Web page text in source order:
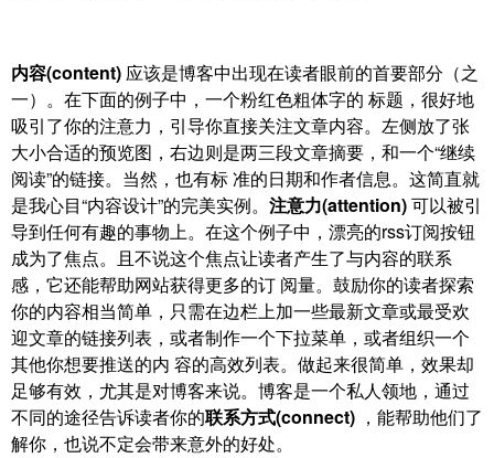
内容(content) 应该是博客中出现在读者眼前的首要部分（之
一）。在下面的例子中，一个粉红色粗体字的 标题，很好地
吸引了你的注意力，引导你直接关注文章内容。左侧放了张
大小合适的预览图，右边则是两三段文章摘要，和一个“继续
阅读”的链接。当然，也有标 准的日期和作者信息。这简直就
是我心目“内容设计”的完美实例。 注意力(attention)可以被引
导到任何有趣的事物上。在这个例子中，漂亮的rss订阅按钮
成为了焦点。且不说这个焦点让读者产生了与内容的联系
感，它还能帮助网站获得更多的订 阅量。鼓励你的读者探索
你的内容相当简单，只需在边栏上加一些最新文章或最受欢
迎文章的链接列表，或者制作一个下拉菜单，或者组织一个
其他你想要推送的内 容的高效列表。做起来很简单，效果却
足够有效，尤其是对博客来说。博客是一个私人领地，通过
不同的途径告诉读者你的联系方式(connect) ，能帮助他们了
解你，也说不定会带来意外的好处。